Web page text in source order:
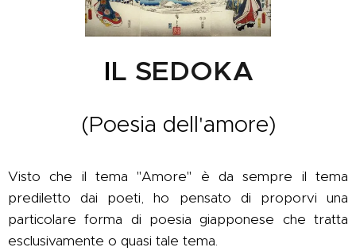
IL SEDOKA
(Poesia dell'amore)
Visto che il tema "Amore" è da sempre il tema
prediletto dai poeti, ho pensato di proporvi una
particolare forma di poesia giapponese che tratta
esclusivamente o quasi tale tema.